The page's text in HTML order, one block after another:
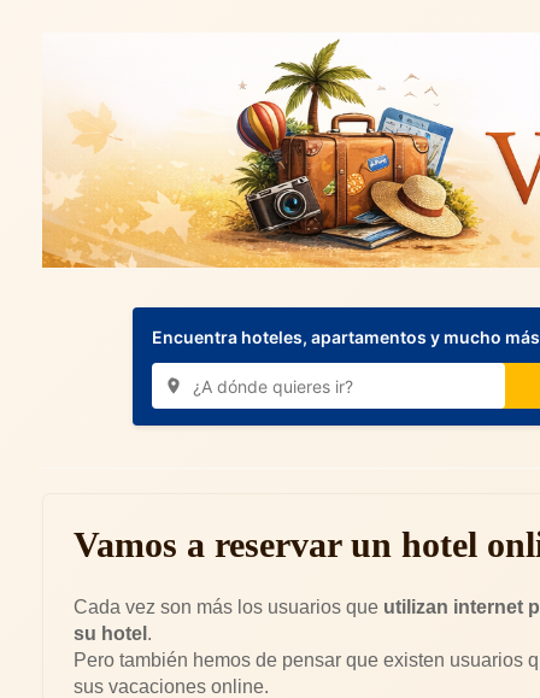
Encuentra hoteles, apartamentos y mucho
Vamos a reservar un hotel
Cada vez son más los usuarios que utilizan internet
su hotel .
Pero también hemos de pensar que existen usuarios
sus vacaciones online.